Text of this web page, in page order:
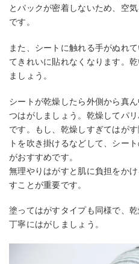
とパックが密着しないため、空
です。
また、シートに触れる手がぬれ
てきれいに貼れなくなります。
ましょう。
シートが乾燥したら外側から真
つはがしましょう。乾燥してパ
です。もし、乾燥しすぎてはが
トを吹き掛けるなどして、シー
がおすすめです。
無理やりはがすと肌に負担をか
すことが重要です。
塗ってはがすタイプも同様で、
丁寧にはがしましょう。